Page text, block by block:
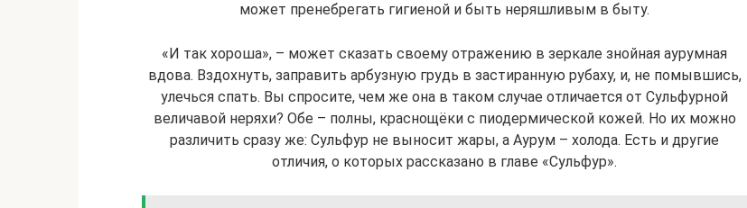
может пренебрегать гигиеной и быть неряшливым в быту.
«И так хороша», – может сказать своему отражению в зеркале знойная аурумная
вдова. Вздохнуть, заправить арбузную грудь в застиранную рубаху, и, не помывшись,
улечься спать. Вы спросите, чем же она в таком случае отличается от Сульфурной
величавой неряхи? Обе – полны, краснощёки с пиодермической кожей. Но их можно
различить сразу же: Сульфур не выносит жары, а Аурум – холода. Есть и другие
отличия, о которых рассказано в главе «Сульфур».